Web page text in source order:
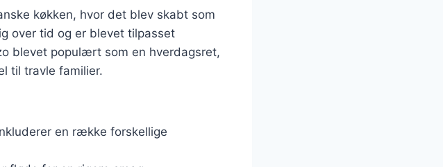
køkken, hvor det blev skabt som
over tid og er blevet tilpasset
blevet populært som en hverdagsret,
til travle familier.
en række forskellige